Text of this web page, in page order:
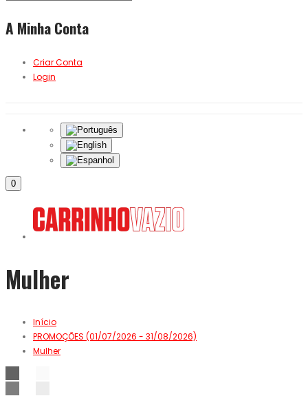
A Minha Conta
Criar Conta
Login
0
Mulher
Início
PROMOÇÕES (01/07/2026 - 31/08/2026)
Mulher